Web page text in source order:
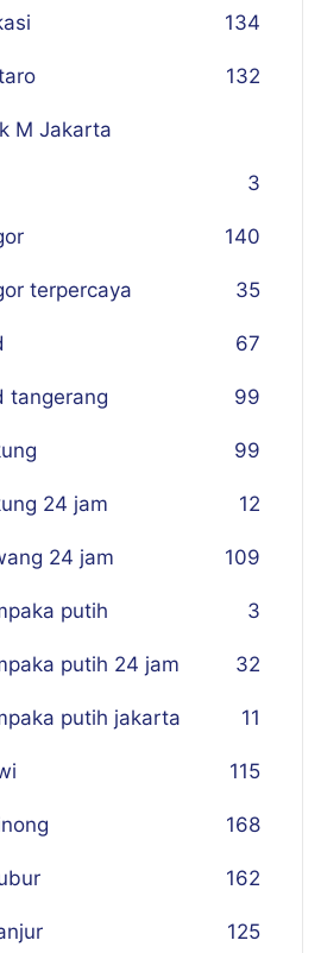
134
132
M Jakarta
3
140
terpercaya 35
67
tangerang 99
99
24 jam 12
24 jam 109
putih 3
putih 24 jam 32
putih jakarta 11
115
168
162
125